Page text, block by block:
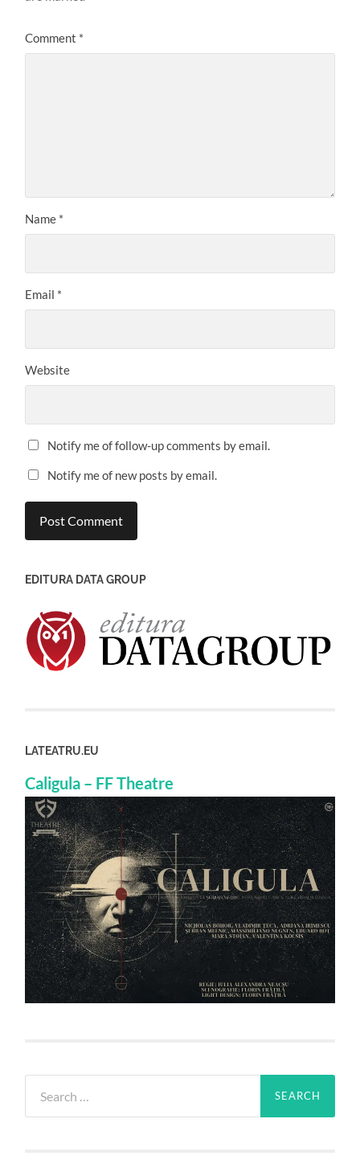
Comment *
Name *
Email *
Website
Notify me of follow-up comments by email.
Notify me of new posts by email.
EDITURA DATA GROUP
LATEATRU.EU
Caligula – FF Theatre
for: